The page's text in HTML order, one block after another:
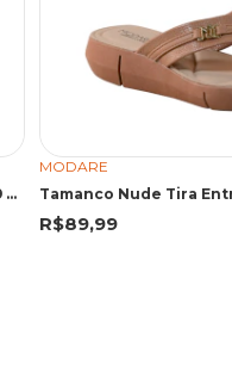
LOLITA 6634A-21159 IRO OURO 6634A-21159 OURO
MODARE
R$89,99